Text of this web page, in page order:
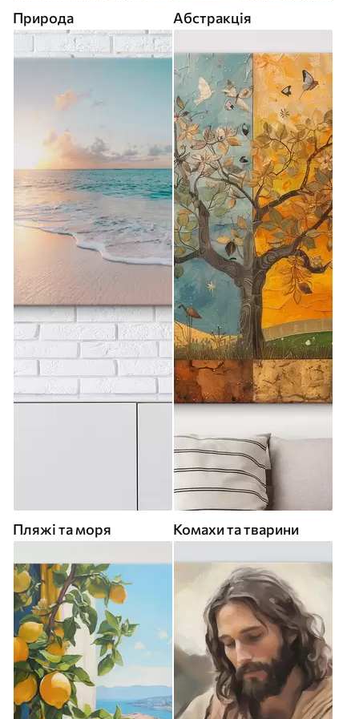
Природа Абстракція
Пляжі та моря Комахи та тварини